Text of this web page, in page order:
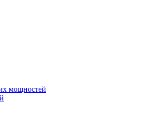
мощностей